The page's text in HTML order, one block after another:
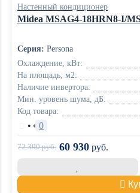
Настенный кондиционер
Midea MSAG4-18HRN8-I/
Серия: Persona
Охлаждение, кВт:
На площадь, м2:
Наличие инвертора:
Мин. уровень шума, дБ:
Код товара:
• 0
72 390руб. 60 930 руб.